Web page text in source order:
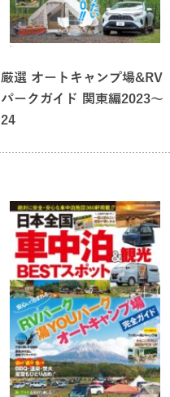
厳選 オートキャンプ場&RV
パークガイド 関東編2023～
24